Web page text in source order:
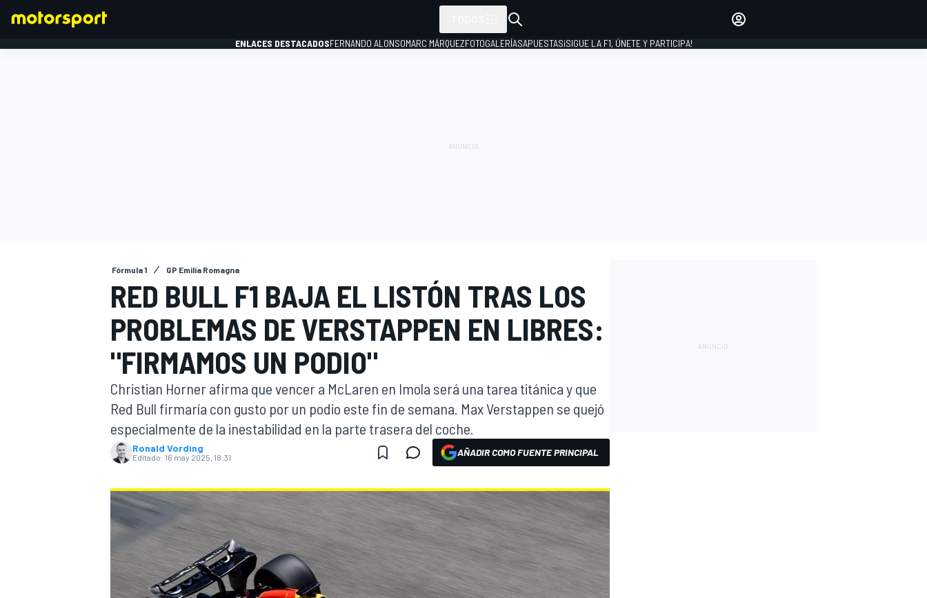
WEC FÓRMULA E
ENLACES DESTACADOSFERNANDO ALONSOMARC MÁRQUEZFOTOGALERÍASAPUESTAS¡SIGUE LA F1, ÚNETE Y PARTICIPA!
Fórmula 1 GP Emilia Romagna
RED BULL F1 BAJA EL LISTÓN TRAS LOS
PROBLEMAS DE VERSTAPPEN EN LIBRES:
"FIRMAMOS UN PODIO"
Christian Horner afirma que vencer a McLaren en Imola será una tarea titánica y que
Red Bull firmaría con gusto por un podio este fin de semana. Max Verstappen se quejó
especialmente de la inestabilidad en la parte trasera del coche.
Ronald Vording
Editado: 16 may 2025, 18:31 AÑADIR COMO FUENTE PRINCIPAL